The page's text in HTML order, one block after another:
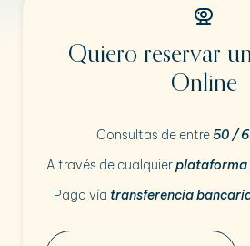
Quiero reservar
Online
Consultas de entre50 /
A través de cualquierplataforma
Pago vía transferencia